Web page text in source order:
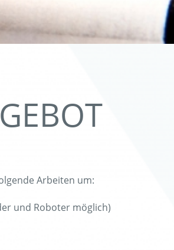
Arbeiten um:
und Roboter möglich)